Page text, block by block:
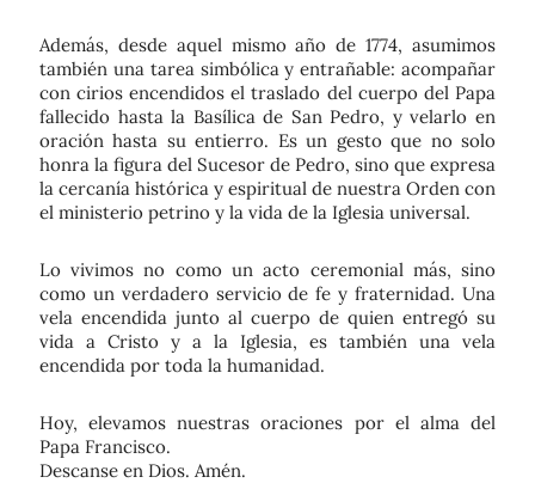
Además, desde aquel mismo año de 1774, asumimos
también una tarea simbólica y entrañable:acompañar
con cirios encendidos el traslado del cuerpo del Papa
fallecido hasta la Basílica de San Pedro, yvelarlo en
oraciónhasta su entierro. Es un gesto que no solo
honra la figura del Sucesor de Pedro, sino que expresa
la cercanía histórica y espiritual de nuestra Orden con
el ministerio petrino y la vida de la Iglesia universal.
Lo vivimos no como un acto ceremonial más, sino
como un verdadero servicio de fe y fraternidad. Una
vela encendida junto al cuerpo de quien entregó su
vida a Cristo y a la Iglesia, es tambiénuna vela
encendida por toda la humanidad.
Hoy, elevamos nuestras oraciones por el alma del
Papa Francisco.
Descanse en Dios. Amén.